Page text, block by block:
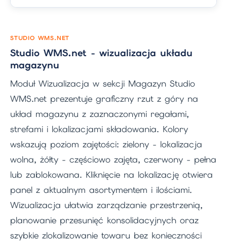
STUDIO WMS.NET
Studio WMS.net - wizualizacja układu
magazynu
Moduł Wizualizacja w sekcji Magazyn Studio
WMS.net prezentuje graficzny rzut z góry na
układ magazynu z zaznaczonymi regałami,
strefami i lokalizacjami składowania. Kolory
wskazują poziom zajętości: zielony - lokalizacja
wolna, żółty - częściowo zajęta, czerwony - pełna
lub zablokowana. Kliknięcie na lokalizację otwiera
panel z aktualnym asortymentem i ilościami.
Wizualizacja ułatwia zarządzanie przestrzenią,
planowanie przesunięć konsolidacyjnych oraz
szybkie zlokalizowanie towaru bez konieczności